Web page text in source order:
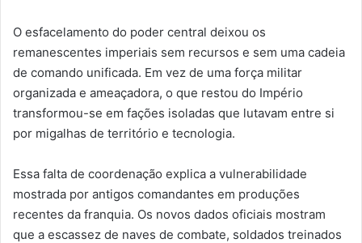
O esfacelamento do poder central deixou os
remanescentes imperiais sem recursos e sem uma cadeia
de comando unificada. Em vez de uma força militar
organizada e ameaçadora, o que restou do Império
transformou-se em fações isoladas que lutavam entre si
por migalhas de território e tecnologia.
Essa falta de coordenação explica a vulnerabilidade
mostrada por antigos comandantes em produções
recentes da franquia. Os novos dados oficiais mostram
que a escassez de naves de combate, soldados treinados